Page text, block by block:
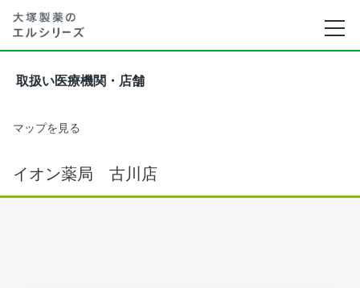
取扱い医療機関・店舗
マップを見る
イオン薬局 古川店